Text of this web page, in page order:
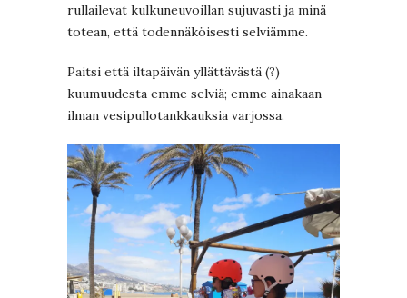
rullailevat kulkuneuvoillan sujuvasti ja minä
totean, että todennäköisesti selviämme.
Paitsi että iltapäivän yllättävästä (?)
kuumuudesta emme selviä; emme ainakaan
ilman vesipullotankkauksia varjossa.